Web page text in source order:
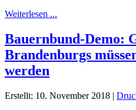
Weiterlesen ...
Bauernbund-Demo:
Brandenburgs
werden
Erstellt: 10. November 2018 |